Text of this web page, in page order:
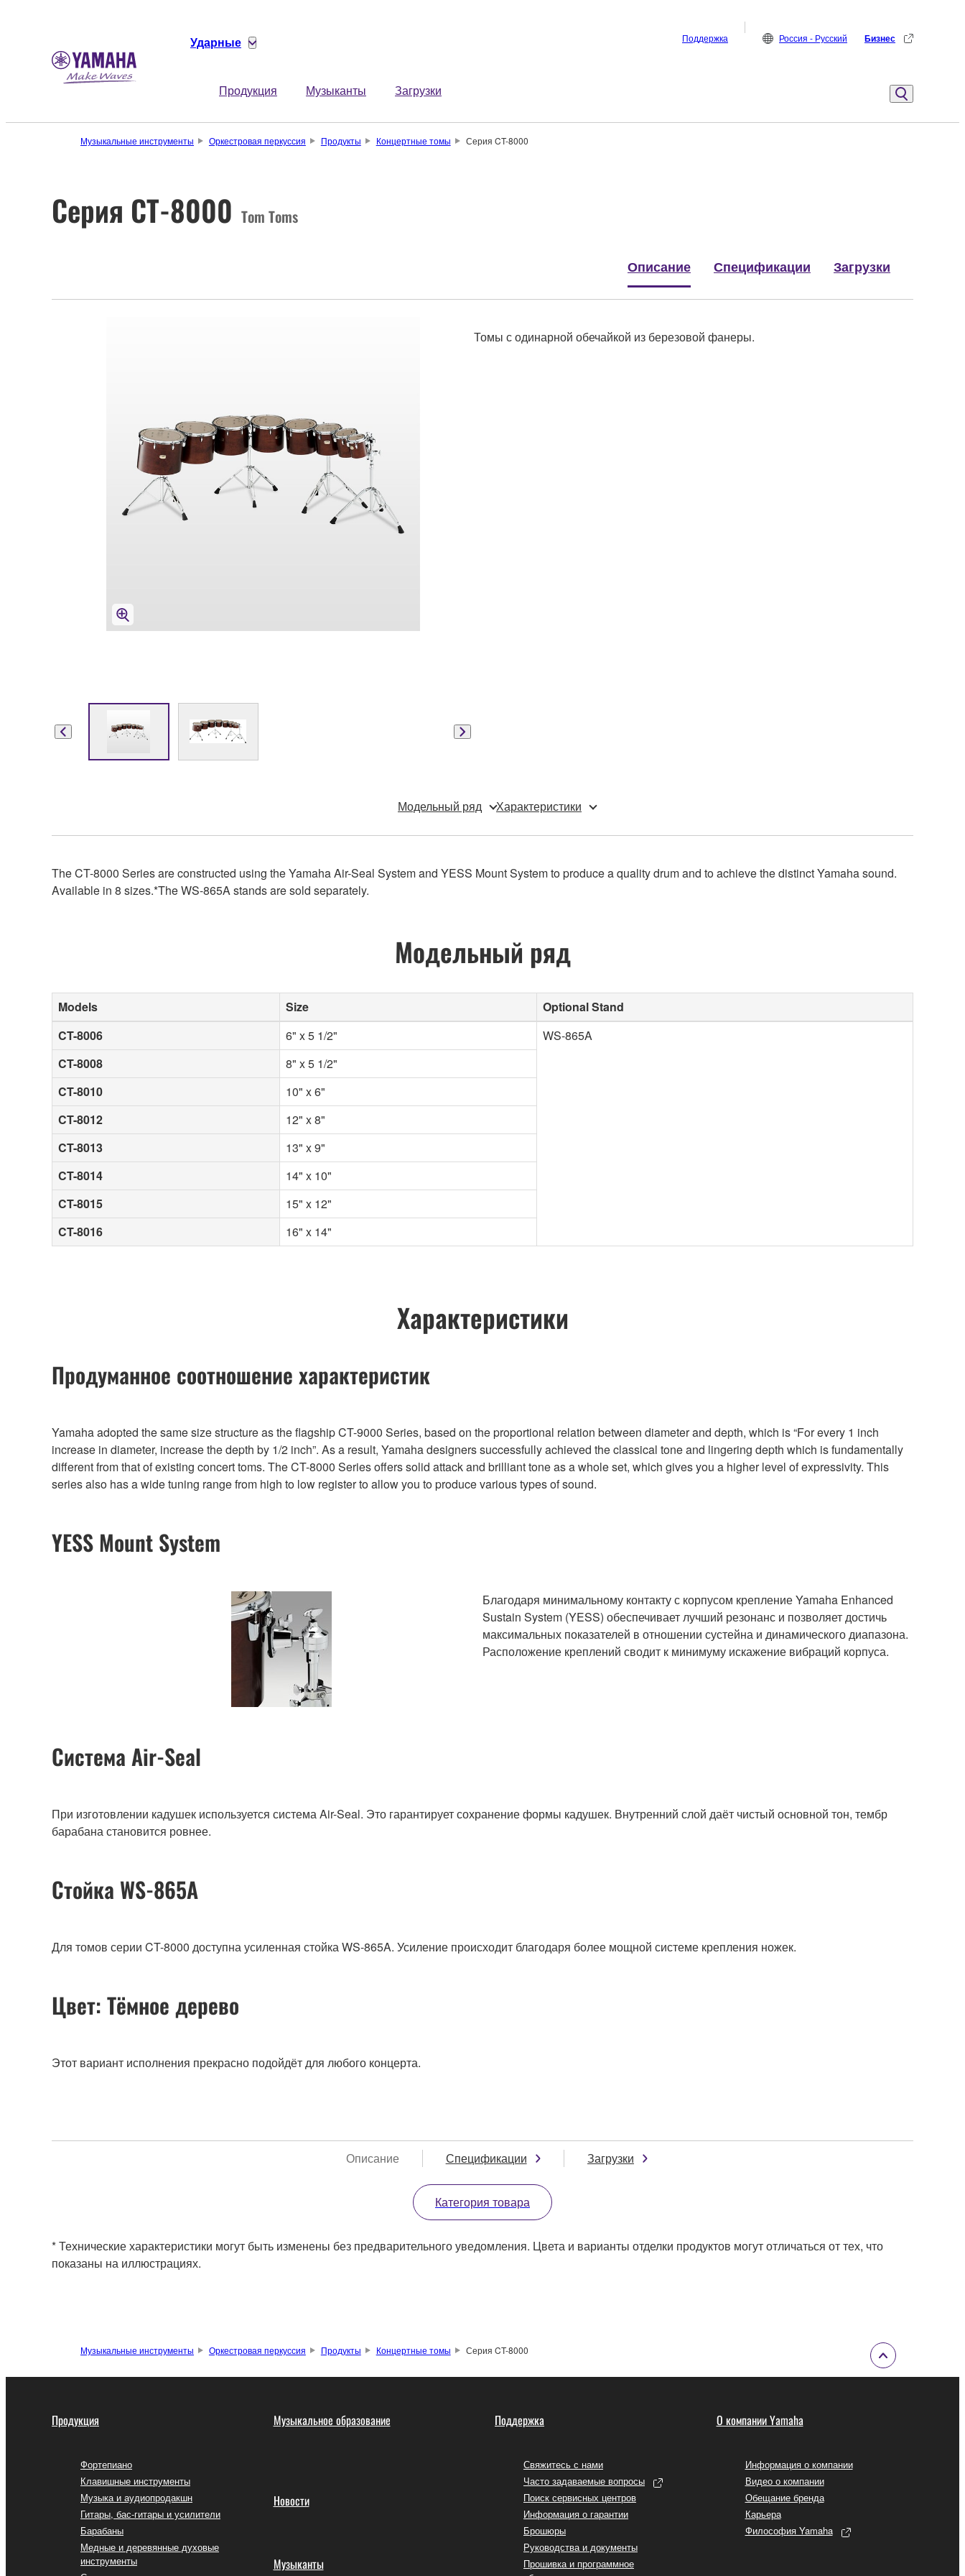
Ударные
Продукция Музыканты Загрузки
Поддержка Россия - Русский Бизнес
Музыкальные инструменты Оркестровая перкуссия Продукты Концертные томы Серия CT-8000
Серия CT-8000 Tom Toms
Описание Спецификации Загрузки
Томы с одинарной обечайкой из березовой фанеры.
Модельный ряд Характеристики
The CT-8000 Series are constructed using the Yamaha Air-Seal System and YESS Mount System to produce a quality drum and to achieve the distinct Yamaha sound.
Available in 8 sizes.*The WS-865A stands are sold separately.
Модельный ряд
Models Size
Optional Stand
CT-8006
6" x 5 1/2"
WS-865A
CT-8008
8" x 5 1/2"
CT-8010
10" x 6"
CT-8012
12" x 8"
CT-8013
13" x 9"
CT-8014
14" x 10"
CT-8015
15" x 12"
CT-8016
16" x 14"
Характеристики
Продуманное соотношение характеристик
Yamaha adopted the same size structure as the flagship CT-9000 Series, based on the proportional relation between diameter and depth, which is “For every 1 inch
increase in diameter, increase the depth by 1/2 inch”. As a result, Yamaha designers successfully achieved the classical tone and lingering depth which is fundamentally
different from that of existing concert toms. The CT-8000 Series offers solid attack and brilliant tone as a whole set, which gives you a higher level of expressivity. This
series also has a wide tuning range from high to low register to allow you to produce various types of sound.
YESS Mount System
Благодаря минимальному контакту с корпусом крепление Yamaha Enhanced
Sustain System (YESS) обеспечивает лучший резонанс и позволяет достичь
максимальных показателей в отношении сустейна и динамического диапазона.
Расположение креплений сводит к минимуму искажение вибраций корпуса.
Система Air-Seal
При изготовлении кадушек используется система Air-Seal. Это гарантирует сохранение формы кадушек. Внутренний слой даёт чистый основной тон, тембр
барабана становится ровнее.
Стойка WS-865A
Для томов серии CT-8000 доступна усиленная стойка WS-865A. Усиление происходит благодаря более мощной системе крепления ножек.
Цвет: Тёмное дерево
Этот вариант исполнения прекрасно подойдёт для любого концерта.
Описание Спецификации Загрузки
Категория товара
* Технические характеристики могут быть изменены без предварительного уведомления. Цвета и варианты отделки продуктов могут отличаться от тех, что
показаны на иллюстрациях.
Музыкальные инструменты Оркестровая перкуссия Продукты Концертные томы Серия CT-8000
Продукция
Фортепиано
Клавишные инструменты
Музыка и аудиопродакшн
Гитары, бас-гитары и усилители
Барабаны
Медные и деревянные духовые
инструменты
Музыкальное образование
Новости
Музыканты
Поддержка
Свяжитесь с нами
Часто задаваемые вопросы
Поиск сервисных центров
Информация о гарантии
Брошюры
Руководства и документы
Прошивка и программное
О компании Yamaha
Информация о компании
Видео о компании
Обещание бренда
Карьера
Философия Yamaha